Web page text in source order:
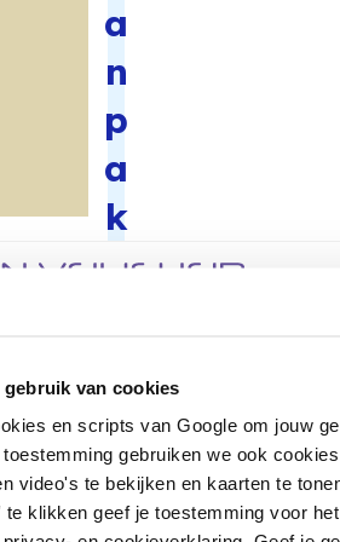
gebruik van cookies
en scripts van Google om jouw
gebruiken we ook
video's te bekijken en kaarten te
te klikken geef je toestemming voor
a
n
p
a
k
Veiligheid en zorg